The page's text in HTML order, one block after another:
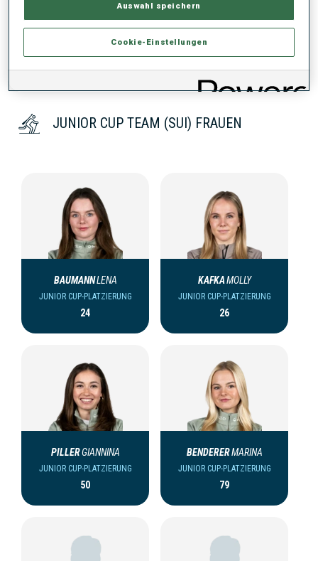
JUNIOR CUP TEAM (SUI) FRAUEN
BAUMANNLENA
JUNIOR CUP-PLATZIERUNG
24
KAFKAMOLLY
JUNIOR CUP-PLATZIERUNG
26
PILLERGIANNINA
JUNIOR CUP-PLATZIERUNG
50
BENDERERMARINA
JUNIOR CUP-PLATZIERUNG
79
Auswahl speichern
Cookie-Einstellungen